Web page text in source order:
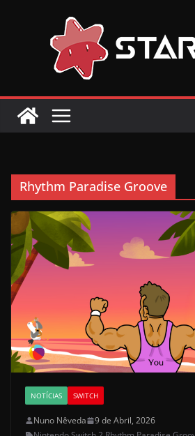
Rhythm Paradise Groove
NOTÍCIAS SWITCH
Nuno Nêveda
9 de Abril, 2026